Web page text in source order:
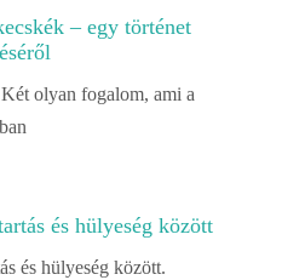
– egy történet
olyan fogalom, ami a
és hülyeség között
és hülyeség között.